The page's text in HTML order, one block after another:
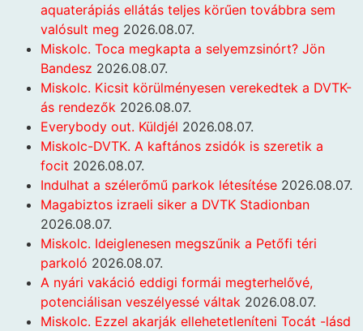
aquaterápiás ellátás teljes körűen továbbra sem
valósult meg 2026.08.07.
Miskolc. Toca megkapta a selyemzsinórt? Jön
Bandesz 2026.08.07.
Miskolc. Kicsit körülményesen verekedtek a DVTK-
ás rendezők 2026.08.07.
Everybody out. Küldjél 2026.08.07.
Miskolc-DVTK. A kaftános zsidók is szeretik a
focit 2026.08.07.
Indulhat a szélerőmű parkok létesítése 2026.08.07.
Magabiztos izraeli siker a DVTK Stadionban
2026.08.07.
Miskolc. Ideiglenesen megszűnik a Petőfi téri
parkoló 2026.08.07.
A nyári vakáció eddigi formái megterhelővé,
potenciálisan veszélyessé váltak 2026.08.07.
Miskolc. Ezzel akarják ellehetetleníteni Tocát -lásd